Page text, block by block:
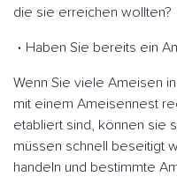
die sie erreichen wollten?
Haben Sie bereits ein
Wenn Sie viele Ameisen
mit einem Ameisennest
etabliert sind, können sie
müssen schnell beseitigt
handeln und bestimmte